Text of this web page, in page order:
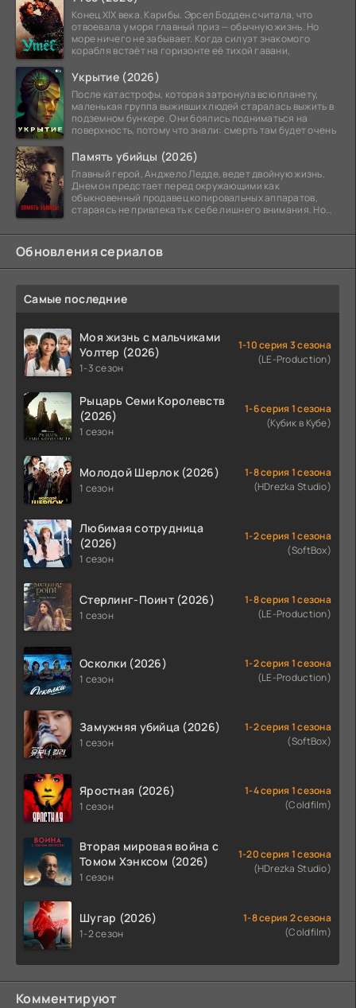
Конец XIX века. Карибы. Эрсел Бодден считала, что
отвоевала у моря главный приз — обычную жизнь. Но
море ничего не забывает. Когда силуэт знакомого
корабля встаёт на горизонте её тихой гавани,
Укрытие (2026)
После катастрофы, которая затронула всю планету,
маленькая группа выживших людей старалась выжить в
подземном бункере. Они боялись подниматься на
поверхность, потому что знали: смерть там будет очень
Память убийцы (2026)
Главный герой, Анджело Ледде, ведет двойную жизнь.
Днем он предстает перед окружающими как
обыкновенный продавец копировальных аппаратов,
стараясь не привлекать к себе лишнего внимания. Но
Обновления сериалов
Самые последние
Моя жизнь с мальчиками
Уолтер (2026)
1-3 сезон
1-10 серия 3 сезона
(LE-Production)
Рыцарь Семи Королевств
(2026)
1 сезон
1-6 серия 1 сезона
(Кубик в Кубе)
Молодой Шерлок (2026)
1 сезон
1-8 серия 1 сезона
(HDrezka Studio)
Любимая сотрудница
(2026)
1 сезон
1-2 серия 1 сезона
(SoftBox)
Стерлинг-Поинт (2026)
1 сезон
1-8 серия 1 сезона
(LE-Production)
Осколки (2026)
1 сезон
1-2 серия 1 сезона
(LE-Production)
Замужняя убийца (2026)
1 сезон
1-2 серия 1 сезона
(SoftBox)
Яростная (2026)
1 сезон
1-4 серия 1 сезона
(Coldfilm)
Вторая мировая война с
Томом Хэнксом (2026)
1 сезон
1-20 серия 1 сезона
(HDrezka Studio)
Шугар (2026)
1-2 сезон
1-8 серия 2 сезона
(Coldfilm)
Комментируют